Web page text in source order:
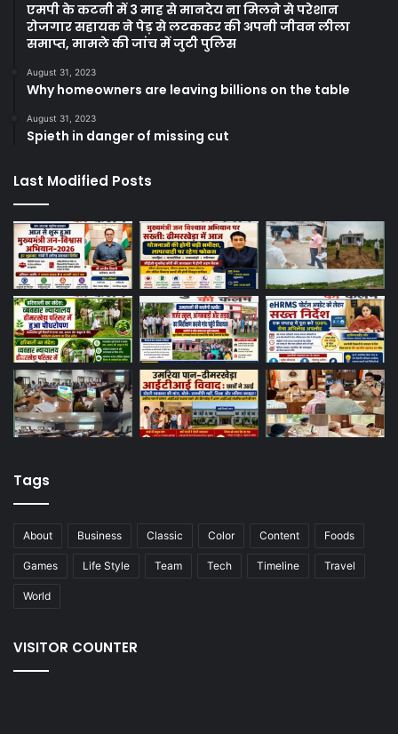
एमपी के कटनी में 3 माह से मानदेय ना मिलने से परेशान
रोजगार सहायक ने पेड़ से लटककर की अपनी जीवन लीला
समाप्त, मामले की जांच में जुटी पुलिस
August 31, 2023
Why homeowners are leaving billions on the table
August 31, 2023
Spieth in danger of missing cut
Last Modified Posts
Tags
About Business Classic Color Content Foods
Games Life Style Team Tech Timeline Travel
World
VISITOR COUNTER